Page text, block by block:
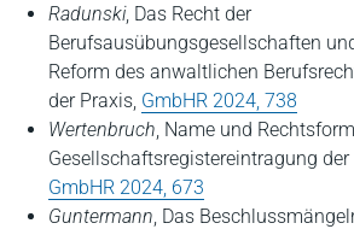
Radunski, Das Recht der
Berufsausübungsgesellschaften
Reform des anwaltlichen
der Praxis, GmbHR 2024, 738
Wertenbruch, Name und
Gesellschaftsregistereintragung
GmbHR 2024, 673
Guntermann, Das